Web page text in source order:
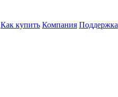
Как купить Компания Поддержка